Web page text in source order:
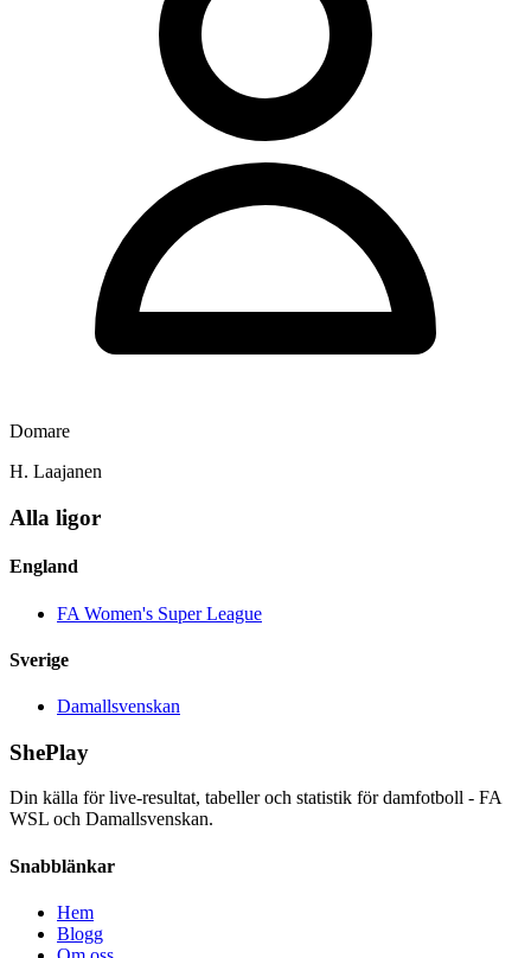
Domare
H. Laajanen
Alla ligor
England
FA Women's Super League
Sverige
Damallsvenskan
ShePlay
Din källa för live-resultat, tabeller och statistik för damfotboll - FA
WSL och Damallsvenskan.
Snabblänkar
Hem
Blogg